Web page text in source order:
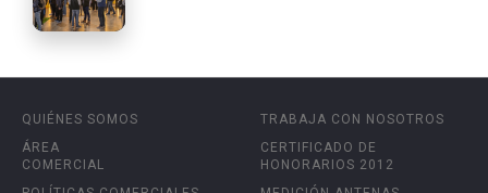
QUIÉNES SOMOS
ÁREA
COMERCIAL
TRABAJA CON NOSOTROS
CERTIFICADO DE
HONORARIOS 2012